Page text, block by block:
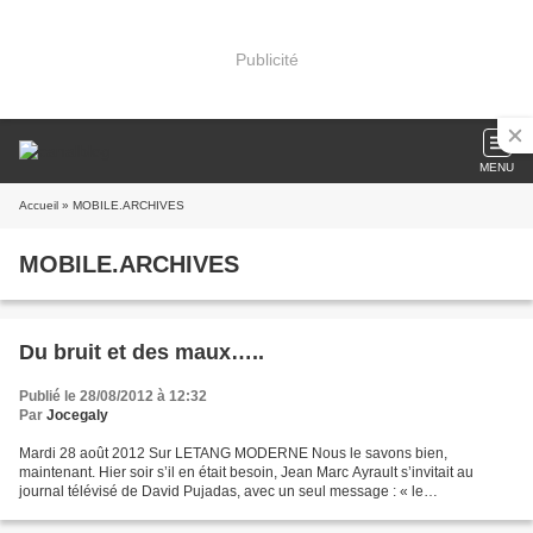
Publicité
MENU
Accueil » MOBILE.ARCHIVES
MOBILE.ARCHIVES
Du bruit et des maux…..
Publié le 28/08/2012 à 12:32
Par Jocegaly
Mardi 28 août 2012 Sur LETANG MODERNE Nous le savons bien,
maintenant. Hier soir s’il en était besoin, Jean Marc Ayrault s’invitait au
journal télévisé de David Pujadas, avec un seul message : « le